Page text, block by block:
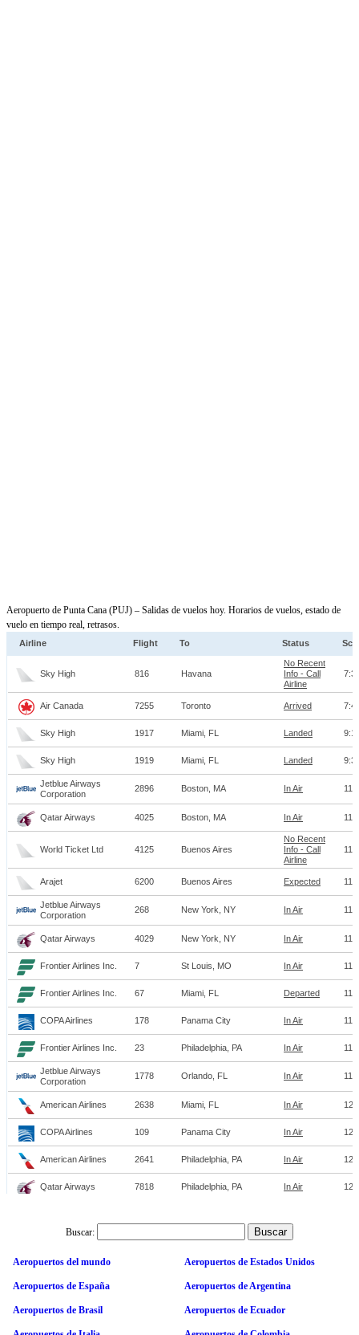
Aeropuerto de Punta Cana (PUJ) – Salidas de vuelos hoy. Horarios de vuelos, estado de
vuelo en tiempo real, retrasos.
Buscar:
Aeropuertos del mundo Aeropuertos de Estados Unidos
Aeropuertos de España Aeropuertos de Argentina
Aeropuertos de Brasil Aeropuertos de Ecuador